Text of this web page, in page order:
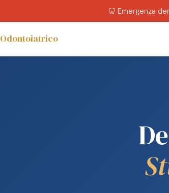
🦷 Emergenza
Odontoiatrico